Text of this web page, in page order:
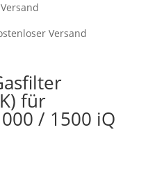
Versand
für
/ 1500 iQ